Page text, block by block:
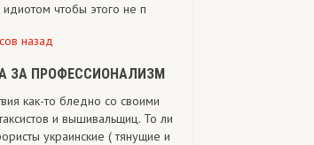
чтобы этого не п
назад
ЗА ПРОФЕССИОНАЛИЗМ
как-то бледно со своими
и вышивальщиц. То ли
украинские ( тянущие и